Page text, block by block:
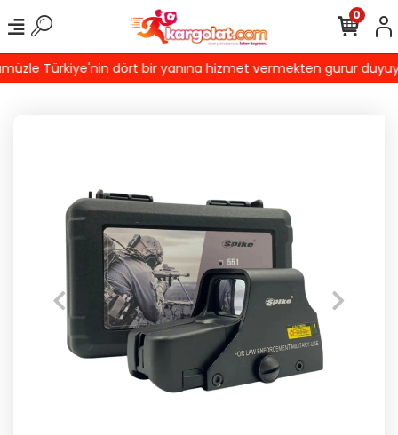
Türkiye'nin dört bir yanına hizmet vermekten gurur
0